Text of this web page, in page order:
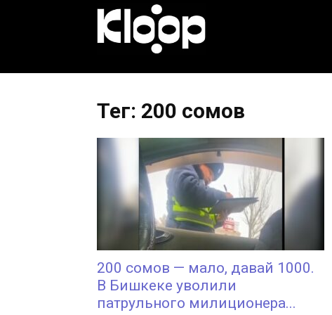
Новости
Кыргызстана
Тег: 200 сомов
200 сомов — мало, давай 1000.
В Бишкеке уволили
патрульного милиционера...